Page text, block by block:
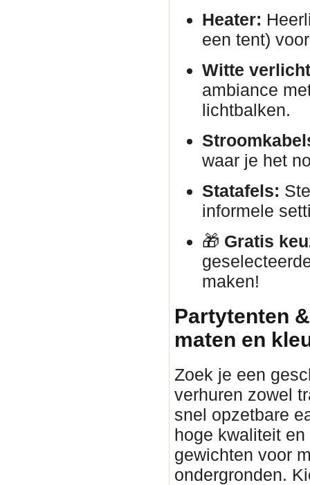
Heater:
een tent)
Witte
ambiance
lichtbalken.
waar je het
Statafels:
informele
🎁 Gratis
maken!
Partytenten
maten en
Zoek je een
verhuren zowel
snel opzetbare
hoge kwaliteit
gewichten voor
ondergronden.